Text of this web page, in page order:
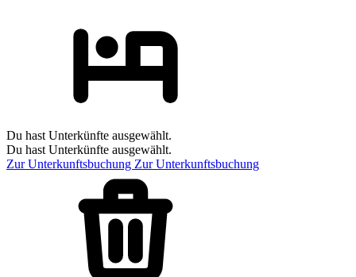
Du hast Unterkünfte ausgewählt.
Du hast Unterkünfte ausgewählt.
Zur Unterkunftsbuchung Zur Unterkunftsbuchung